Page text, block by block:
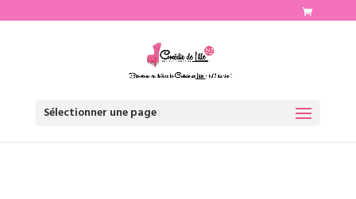
Sélectionner une page